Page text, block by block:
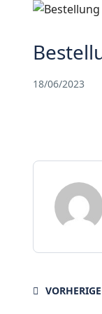
18/06/2023
VORHERIGE